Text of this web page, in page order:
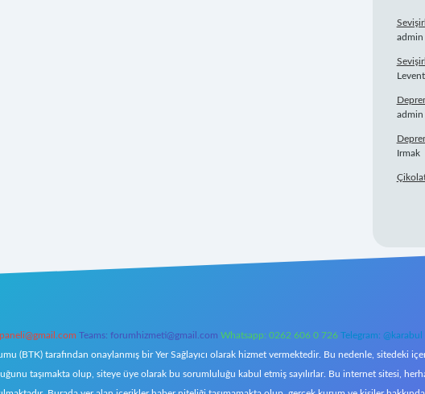
admin
Levent
admin
Irmak
Teams: forumhizmeti@gmail.com Whatsapp: 0262 606 0 726 Telegram: @karabul
(BTK) tarafından onaylanmış bir Yer Sağlayıcı olarak hizmet vermektedir. Bu nedenle, sitedeki
taşımakta olup, siteye üye olarak bu sorumluluğu kabul etmiş sayılırlar. Bu internet sitesi,